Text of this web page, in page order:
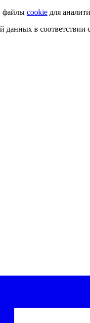
файлы cookie для
данных в соответствии